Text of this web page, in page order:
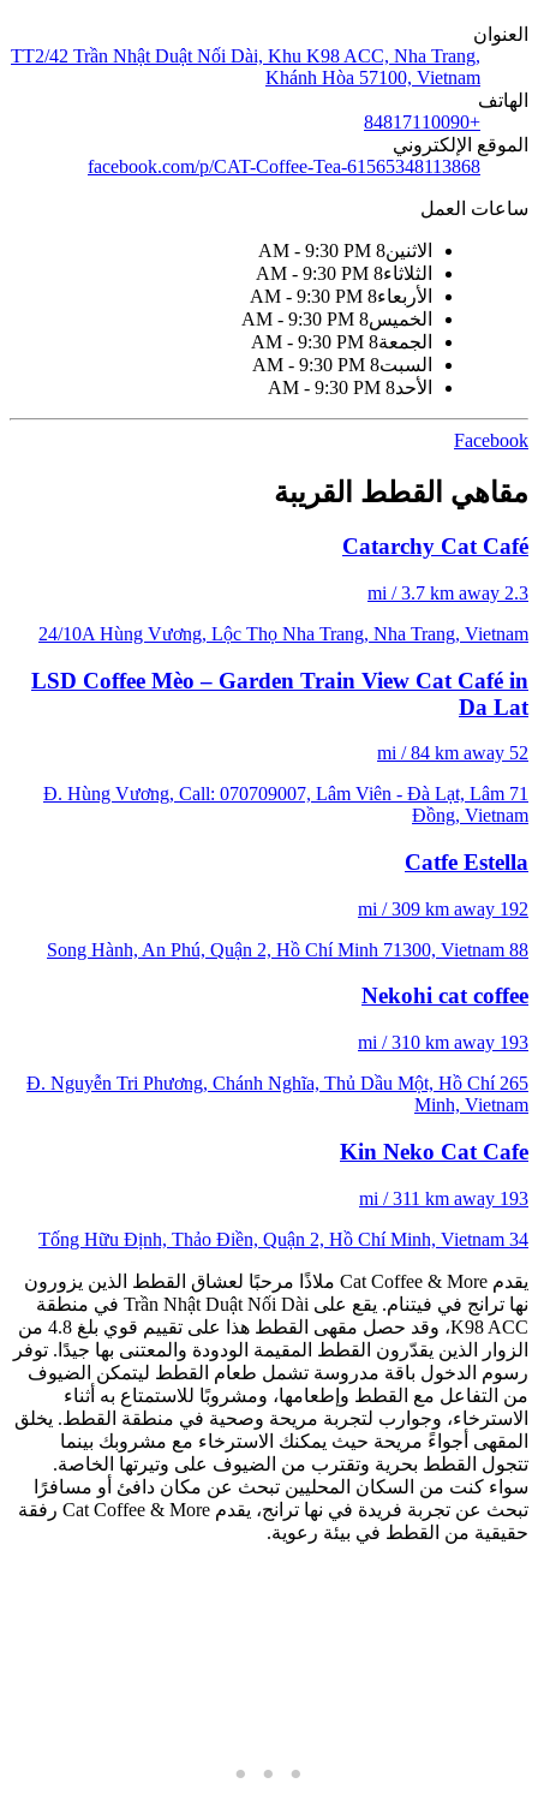
العنوان
TT2/42 Trần Nhật Duật Nối Dài, Khu K98 ACC, Nha Trang,
Khánh Hòa 57100, Vietnam
الهاتف
+84817110090
الموقع الإلكتروني
facebook.com/p/CAT-Coffee-Tea-61565348113868
ساعات العمل
الاثنين8 AM - 9:30 PM
الثلاثاء8 AM - 9:30 PM
الأربعاء8 AM - 9:30 PM
الخميس8 AM - 9:30 PM
الجمعة8 AM - 9:30 PM
السبت8 AM - 9:30 PM
الأحد8 AM - 9:30 PM
Facebook
مقاهي القطط القريبة
Catarchy Cat Café
2.3 mi / 3.7 km away
24/10A Hùng Vương, Lộc Thọ Nha Trang, Nha Trang, Vietnam
LSD Coffee Mèo – Garden Train View Cat Café in
Da Lat
52 mi / 84 km away
71 Đ. Hùng Vương, Call: 070709007, Lâm Viên - Đà Lạt, Lâm
Đồng, Vietnam
Catfe Estella
192 mi / 309 km away
88 Song Hành, An Phú, Quận 2, Hồ Chí Minh 71300, Vietnam
Nekohi cat coffee
193 mi / 310 km away
265 Đ. Nguyễn Tri Phương, Chánh Nghĩa, Thủ Dầu Một, Hồ Chí
Minh, Vietnam
Kin Neko Cat Cafe
193 mi / 311 km away
34 Tống Hữu Định, Thảo Điền, Quận 2, Hồ Chí Minh, Vietnam
يقدم Cat Coffee & More ملاذًا مرحبًا لعشاق القطط الذين يزورون
نها ترانج في فيتنام. يقع على Trần Nhật Duật Nối Dài في منطقة
K98 ACC، وقد حصل مقهى القطط هذا على تقييم قوي بلغ 4.8 من
الزوار الذين يقدّرون القطط المقيمة الودودة والمعتنى بها جيدًا. توفر
رسوم الدخول باقة مدروسة تشمل طعام القطط ليتمكن الضيوف
من التفاعل مع القطط وإطعامها، ومشروبًا للاستمتاع به أثناء
الاسترخاء، وجوارب لتجربة مريحة وصحية في منطقة القطط. يخلق
المقهى أجواءً مريحة حيث يمكنك الاسترخاء مع مشروبك بينما
تتجول القطط بحرية وتقترب من الضيوف على وتيرتها الخاصة.
سواء كنت من السكان المحليين تبحث عن مكان دافئ أو مسافرًا
تبحث عن تجربة فريدة في نها ترانج، يقدم Cat Coffee & More رفقة
حقيقية من القطط في بيئة رعوية.